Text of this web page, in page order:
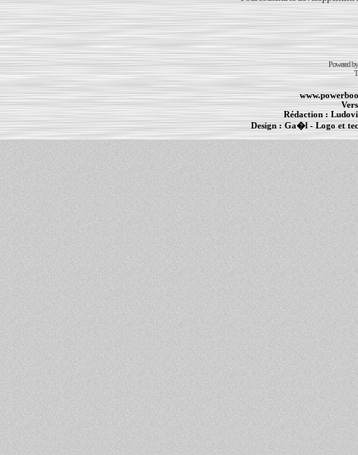
Powered
Rédaction :
Design : Ga�l- Logo et
Informations :